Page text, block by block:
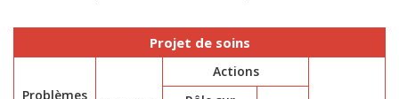
Projet de soins
Problèmes
Actions